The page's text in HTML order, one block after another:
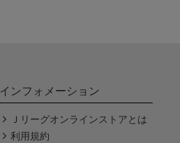
インフォメーション
Ｊリーグオンラインストアとは
利用規約